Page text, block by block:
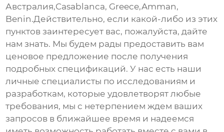
Австралия,Casablanca, Greece,Amman,
Benin.Действительно, если какой-либо из этих
пунктов заинтересует вас, пожалуйста, дайте
нам знать. Мы будем рады предоставить вам
ценовое предложение после получения
подробных спецификаций. У нас есть наши
личные специалисты по исследованиям и
разработкам, которые удовлетворят любые
требования, мы с нетерпением ждем ваших
запросов в ближайшее время и надеемся